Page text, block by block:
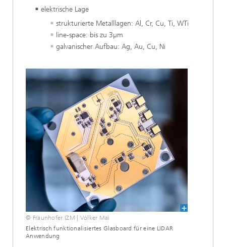
elektrische Lage
strukturierte Metalllagen: Al, Cr, Cu, Ti, WTi
line-space: bis zu 3µm
galvanischer Aufbau: Ag, Au, Cu, Ni
© Fraunhofer IZM | Volker Mai
Elektrisch funktionalisiertes Glasboard für eine LIDAR
Anwendung